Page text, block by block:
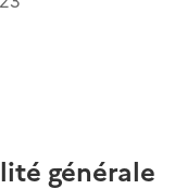
générale